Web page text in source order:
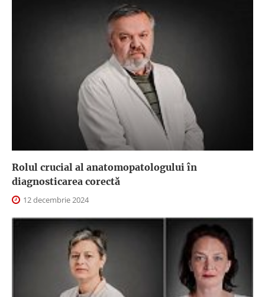
Rolul crucial al anatomopatologului în
diagnosticarea corectă
12 decembrie 2024